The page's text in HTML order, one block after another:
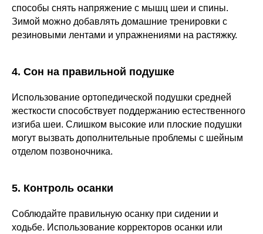
способы снять напряжение с мышц шеи и спины.
Зимой можно добавлять домашние тренировки с
резиновыми лентами и упражнениями на растяжку.
4. Сон на правильной подушке
Использование ортопедической подушки средней
жесткости способствует поддержанию естественного
изгиба шеи. Слишком высокие или плоские подушки
могут вызвать дополнительные проблемы с шейным
отделом позвоночника.
5. Контроль осанки
Соблюдайте правильную осанку при сидении и
ходьбе. Использование корректоров осанки или